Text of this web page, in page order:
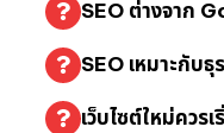
SEO ต่างจาก
SEO เหมาะกับธุ
เว็บไซต์ใหม่ควร